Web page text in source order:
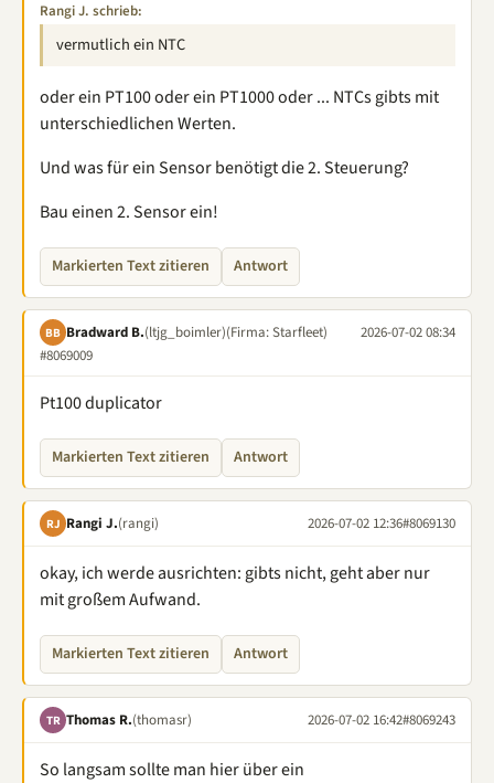
Rangi J. schrieb:
vermutlich ein NTC
oder ein PT100 oder ein PT1000 oder ... NTCs gibts mit
unterschiedlichen Werten.
Und was für ein Sensor benötigt die 2. Steuerung?
Bau einen 2. Sensor ein!
Markierten Text zitieren Antwort
BB Bradward B.(ltjg_boimler)(Firma: Starfleet)
2026-07-02 08:34
#8069009
Pt100 duplicator
Markierten Text zitieren Antwort
RJ Rangi J.(rangi) 2026-07-02 12:36#8069130
okay, ich werde ausrichten: gibts nicht, geht aber nur
mit großem Aufwand.
Markierten Text zitieren Antwort
TR Thomas R.(thomasr) 2026-07-02 16:42#8069243
So langsam sollte man hier über ein